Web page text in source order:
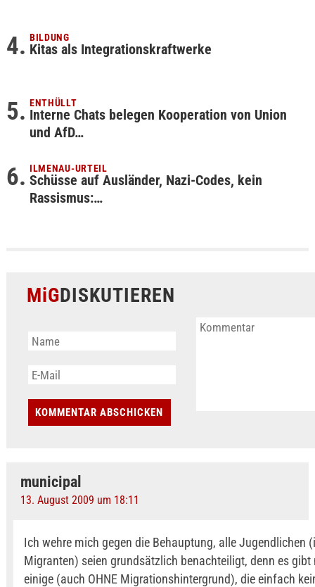
BILDUNG
Kitas als Integrationskraftwerke
ENTHÜLLT
Interne Chats belegen Kooperation von Union
und AfD…
ILMENAU-URTEIL
Schüsse auf Ausländer, Nazi-Codes, kein
Rassismus:…
MiGDISKUTIEREN
municipal
13. August 2009 um 18:11
Ich wehre mich gegen die Behauptung, alle Jugendlichen
Migranten) seien grundsätzlich benachteiligt, denn es gibt
einige (auch OHNE Migrationshintergrund), die einfach